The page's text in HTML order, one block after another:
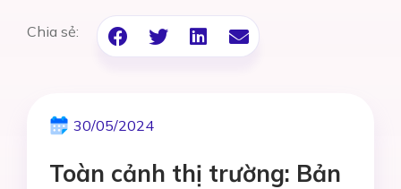
Chia sẻ:
30/05/2024
Toàn cảnh thị trường: Bản